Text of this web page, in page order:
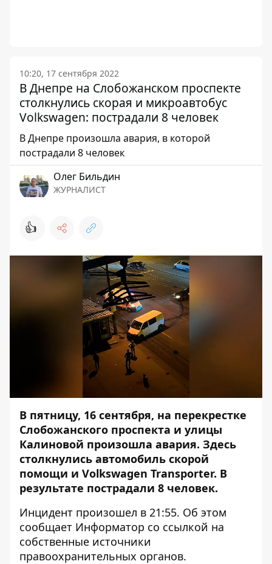
10:20, 17 сентября 2022
В Днепре на Слобожанском проспекте
столкнулись скорая и микроавтобус
Volkswagen: пострадали 8 человек
В Днепре произошла авария, в которой
пострадали 8 человек
Олег Бильдин
ЖУРНАЛИСТ
👍
В пятницу, 16 сентября, на перекрестке
Слобожанского проспекта и улицы
Калиновой произошла авария. Здесь
столкнулись автомобиль скорой
помощи и Volkswagen Transporter. В
результате пострадали 8 человек.
Инцидент произошел в 21:55. Об этом
сообщает Информатор со ссылкой на
собственные источники
правоохранительных органов.